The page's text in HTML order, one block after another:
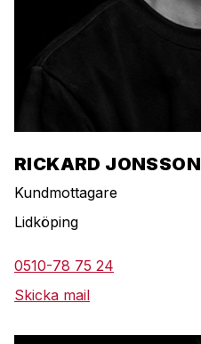
RICKARD JONSSON
Kundmottagare
Lidköping
0510-78 75 24
Skicka mail